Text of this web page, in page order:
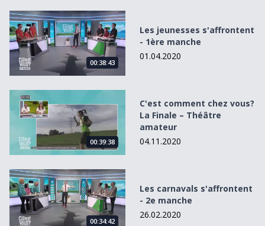
Les jeunesses s&#039;affrontent - 1ère manche
00:38:43
Les jeunesses s'affrontent
- 1ère manche
01.04.2020
C&#039;est comment chez vous? La Finale – Théâtre
00:39:38
C'est comment chez vous?
La Finale – Théâtre
amateur
04.11.2020
Les carnavals s&#039;affrontent - 2e manche
00:34:42
Les carnavals s'affrontent
- 2e manche
26.02.2020